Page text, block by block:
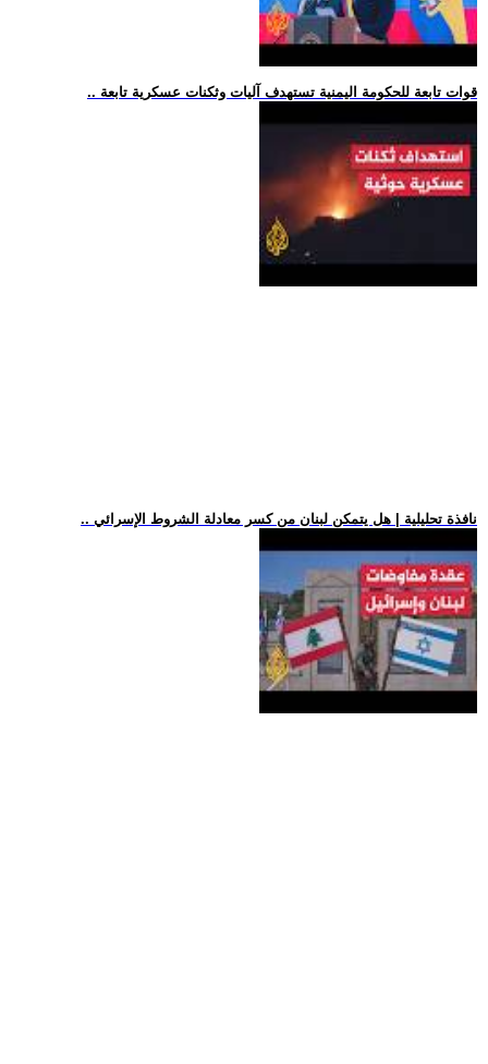
.. قوات تابعة للحكومة اليمنية تستهدف آليات وثكنات عسكرية تابعة
.. نافذة تحليلية | هل يتمكن لبنان من كسر معادلة الشروط الإسرائي